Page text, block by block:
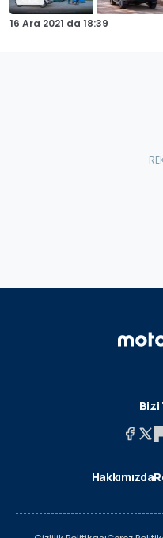
16 Ara 2021 da 18:39
Bizi
Hakkımızda